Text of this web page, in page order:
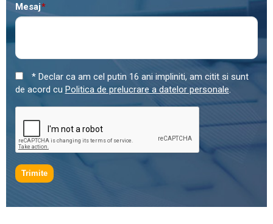
*
Mesaj
* Declar ca am cel putin 16 ani impliniti, am citit si sunt
de acord cu Politica de prelucrare a datelor personale.
Trimite